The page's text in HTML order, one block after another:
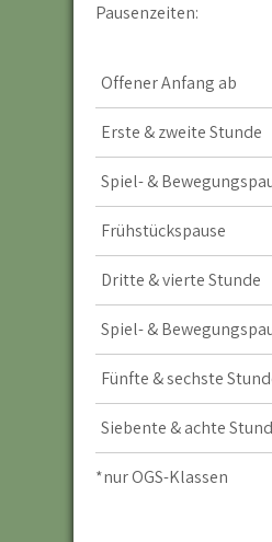
Pausenzeiten:
Offener Anfang ab
Erste & zweite Stunde
Spiel- &
Frühstückspause
Dritte & vierte Stunde
Spiel- &
Fünfte & sechste
Siebente & achte
*nur OGS-Klassen